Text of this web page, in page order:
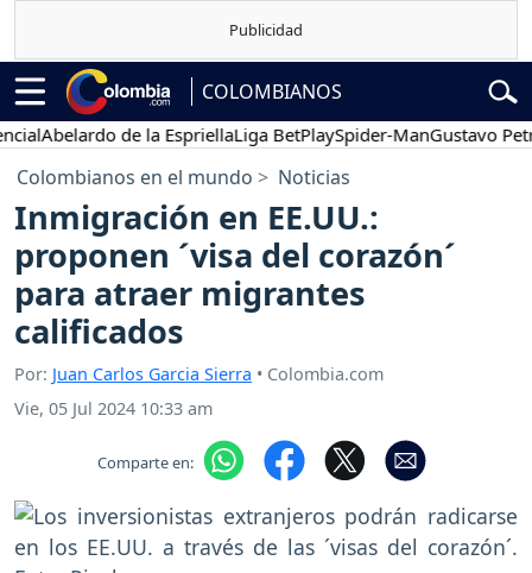
COLOMBIANOS
Abelardo de la EspriellaLiga BetPlaySpider-ManGustavo Petro
Colombianos en el mundo Noticias
Inmigración en EE.UU.:
proponen ´visa del corazón´
para atraer migrantes
calificados
Por: Juan Carlos Garcia Sierra • Colombia.com
Vie, 05 Jul 2024 10:33 am
Comparte en: